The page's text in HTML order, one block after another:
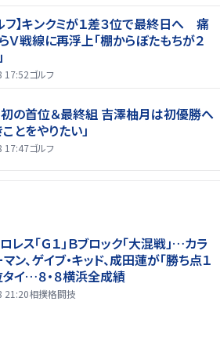
フ】キンクミが１差３位で最終日へ 痛
Ｖ戦線に再浮上「棚からぼたもちが２
17:52ゴルフ
の首位＆最終組 吉澤柚月は初優勝へ
とをやりたい」
17:47ゴルフ
レス「Ｇ１」Ｂブロック「大混戦」…カラ
ン、ゲイブ・キッド、成田蓮が「勝ち点１
タイ…８・８横浜全成績
21:20相撲格闘技